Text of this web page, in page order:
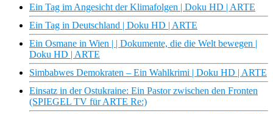
Ein Tag im Angesicht der Klimafolgen | Doku HD | ARTE
Ein Tag in Deutschland | Doku HD | ARTE
Ein Osmane in Wien | | Dokumente, die die Welt bewegen |
Doku HD | ARTE
Simbabwes Demokraten – Ein Wahlkrimi | Doku HD | ARTE
Einsatz in der Ostukraine: Ein Pastor zwischen den Fronten
(SPIEGEL TV für ARTE Re:)